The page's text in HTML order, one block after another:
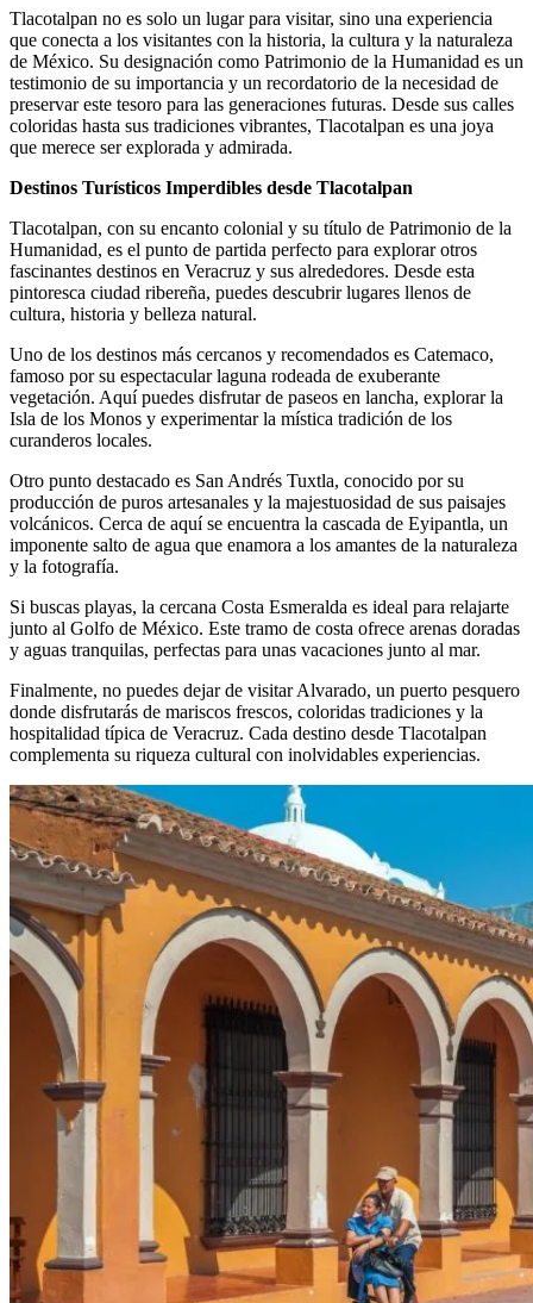
Tlacotalpan no es solo un lugar para visitar, sino una experiencia
que conecta a los visitantes con la historia, la cultura y la naturaleza
de México. Su designación como Patrimonio de la Humanidad es un
testimonio de su importancia y un recordatorio de la necesidad de
preservar este tesoro para las generaciones futuras. Desde sus calles
coloridas hasta sus tradiciones vibrantes, Tlacotalpan es una joya
que merece ser explorada y admirada.
Destinos Turísticos Imperdibles desde Tlacotalpan
Tlacotalpan, con su encanto colonial y su título de Patrimonio de la
Humanidad, es el punto de partida perfecto para explorar otros
fascinantes destinos en Veracruz y sus alrededores. Desde esta
pintoresca ciudad ribereña, puedes descubrir lugares llenos de
cultura, historia y belleza natural.
Uno de los destinos más cercanos y recomendados es Catemaco,
famoso por su espectacular laguna rodeada de exuberante
vegetación. Aquí puedes disfrutar de paseos en lancha, explorar la
Isla de los Monos y experimentar la mística tradición de los
curanderos locales.
Otro punto destacado es San Andrés Tuxtla, conocido por su
producción de puros artesanales y la majestuosidad de sus paisajes
volcánicos. Cerca de aquí se encuentra la cascada de Eyipantla, un
imponente salto de agua que enamora a los amantes de la naturaleza
y la fotografía.
Si buscas playas, la cercana Costa Esmeralda es ideal para relajarte
junto al Golfo de México. Este tramo de costa ofrece arenas doradas
y aguas tranquilas, perfectas para unas vacaciones junto al mar.
Finalmente, no puedes dejar de visitar Alvarado, un puerto pesquero
donde disfrutarás de mariscos frescos, coloridas tradiciones y la
hospitalidad típica de Veracruz. Cada destino desde Tlacotalpan
complementa su riqueza cultural con inolvidables experiencias.